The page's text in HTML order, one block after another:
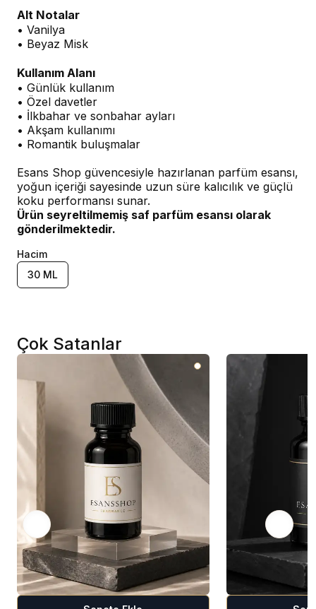
Alt Notalar
• Vanilya
• Beyaz Misk
Kullanım Alanı
• Günlük kullanım
• Özel davetler
• İlkbahar ve sonbahar ayları
• Akşam kullanımı
• Romantik buluşmalar
Esans Shop güvencesiyle hazırlanan parfüm esansı,
yoğun içeriği sayesinde uzun süre kalıcılık ve güçlü
koku performansı sunar.
Ürün seyreltilmemiş saf parfüm esansı olarak
gönderilmektedir.
Hacim
30 ML
Çok Satanlar